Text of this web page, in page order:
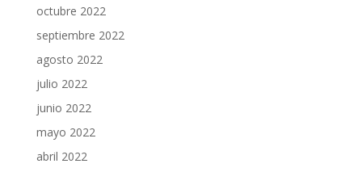
octubre 2022
septiembre 2022
agosto 2022
julio 2022
junio 2022
mayo 2022
abril 2022